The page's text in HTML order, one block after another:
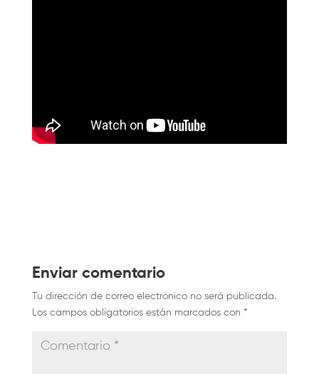
Enviar comentario
Tu dirección de correo electrónico no será publicada.
Los campos obligatorios están marcados con *